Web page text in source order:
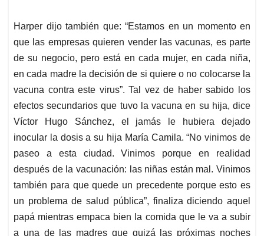
Harper dijo también que: “Estamos en un momento en
que las empresas quieren vender las vacunas, es parte
de su negocio, pero está en cada mujer, en cada niña,
en cada madre la decisión de si quiere o no colocarse la
vacuna contra este virus”. Tal vez de haber sabido los
efectos secundarios que tuvo la vacuna en su hija, dice
Víctor Hugo Sánchez, el jamás le hubiera dejado
inocular la dosis a su hija María Camila. “No vinimos de
paseo a esta ciudad. Vinimos porque en realidad
después de la vacunación: las niñas están mal. Vinimos
también para que quede un precedente porque esto es
un problema de salud pública”, finaliza diciendo aquel
papá mientras empaca bien la comida que le va a subir
a una de las madres que quizá las próximas noches